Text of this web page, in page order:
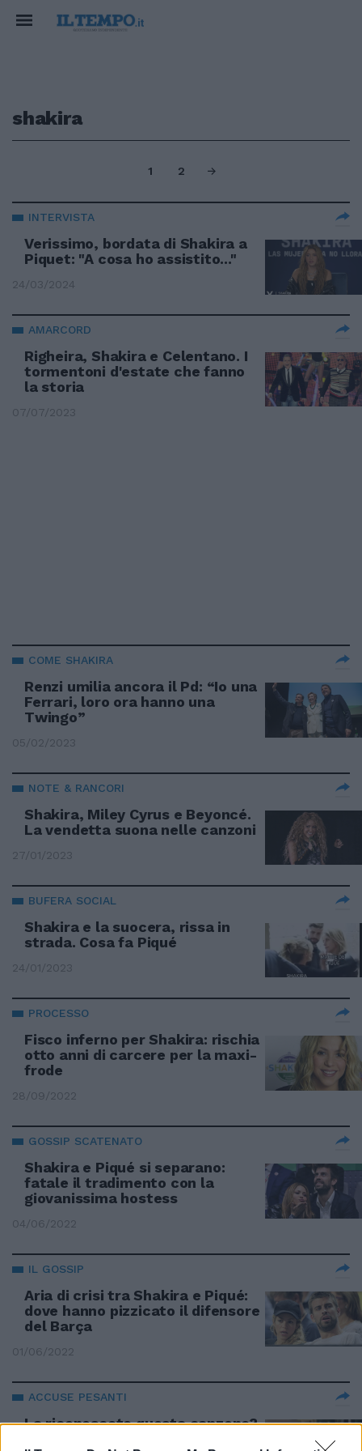
shakira
1 2
INTERVISTA
Verissimo, bordata di Shakira a
Piquet: "A cosa ho assistito..."
24/03/2024
AMARCORD
Righeira, Shakira e Celentano. I
tormentoni d'estate che fanno
la storia
07/07/2023
COME SHAKIRA
Renzi umilia ancora il Pd: “Io una
Ferrari, loro ora hanno una
Twingo”
05/02/2023
NOTE & RANCORI
Shakira, Miley Cyrus e Beyoncé.
La vendetta suona nelle canzoni
27/01/2023
BUFERA SOCIAL
Shakira e la suocera, rissa in
strada. Cosa fa Piqué
24/01/2023
PROCESSO
Fisco inferno per Shakira: rischia
otto anni di carcere per la maxi-
frode
28/09/2022
GOSSIP SCATENATO
Shakira e Piqué si separano:
fatale il tradimento con la
giovanissima hostess
04/06/2022
IL GOSSIP
Aria di crisi tra Shakira e Piqué:
dove hanno pizzicato il difensore
del Barça
01/06/2022
ACCUSE PESANTI
La riconoscete questa canzone?